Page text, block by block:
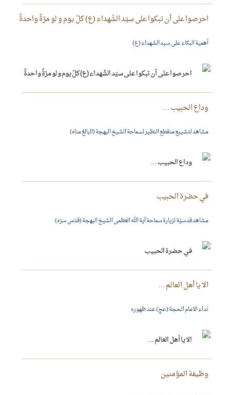
احرصوا على أن تبكوا على سيّد الشّهداء (ع) كلّ يوم و لو مرّةً واحدةً
أهمية البكاء على سيد الشهداء (ع)
وداع الحبيب ...
مشاهد لتشييع منقطع النظير لسماحة الشيخ البهجة (البالغ مناه)
في حضرة الحبيب
مشاهد قدسيّة لزيارة سماحة آية الله العظمى الشيخ البهجة (قدّس سرّه)
الا يا أهل العالم ...
نداء الامام الحجة (عج) عند ظهوره
وظيفة المؤمنين